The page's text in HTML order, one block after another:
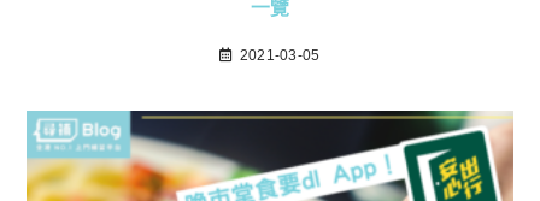
一覽
2021-03-05